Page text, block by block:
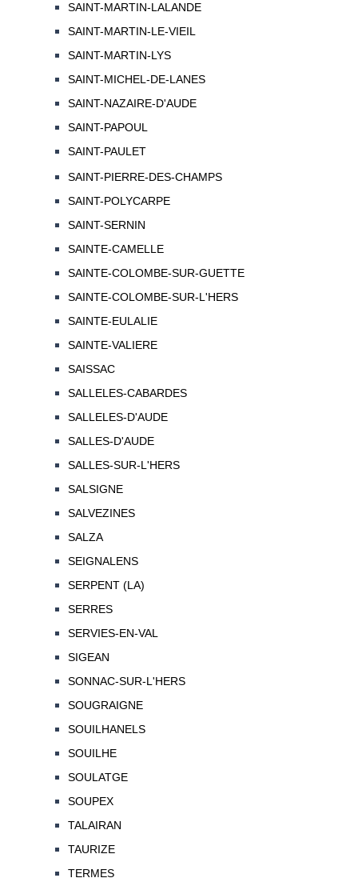
SAINT-MARTIN-LALANDE
SAINT-MARTIN-LE-VIEIL
SAINT-MARTIN-LYS
SAINT-MICHEL-DE-LANES
SAINT-NAZAIRE-D'AUDE
SAINT-PAPOUL
SAINT-PAULET
SAINT-PIERRE-DES-CHAMPS
SAINT-POLYCARPE
SAINT-SERNIN
SAINTE-CAMELLE
SAINTE-COLOMBE-SUR-GUETTE
SAINTE-COLOMBE-SUR-L'HERS
SAINTE-EULALIE
SAINTE-VALIERE
SAISSAC
SALLELES-CABARDES
SALLELES-D'AUDE
SALLES-D'AUDE
SALLES-SUR-L'HERS
SALSIGNE
SALVEZINES
SALZA
SEIGNALENS
SERPENT (LA)
SERRES
SERVIES-EN-VAL
SIGEAN
SONNAC-SUR-L'HERS
SOUGRAIGNE
SOUILHANELS
SOUILHE
SOULATGE
SOUPEX
TALAIRAN
TAURIZE
TERMES